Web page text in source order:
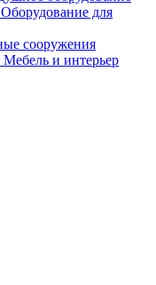
Оборудование для
сооружения
Мебель и интерьер